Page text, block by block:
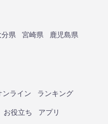
分県 宮崎県
鹿児島県
ンライン ランキング
お役立ち アプリ